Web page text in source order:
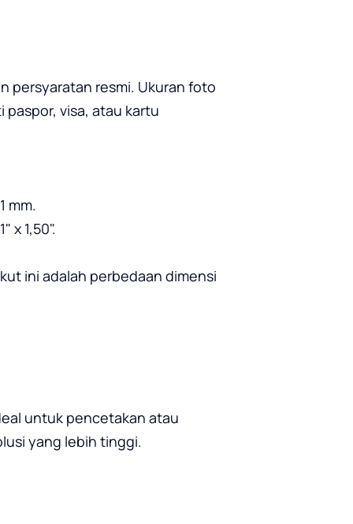
persyaratan resmi. Ukuran foto
visa, atau kartu
mm.
x 1,50".
ini adalah perbedaan dimensi
untuk pencetakan atau
yang lebih tinggi.